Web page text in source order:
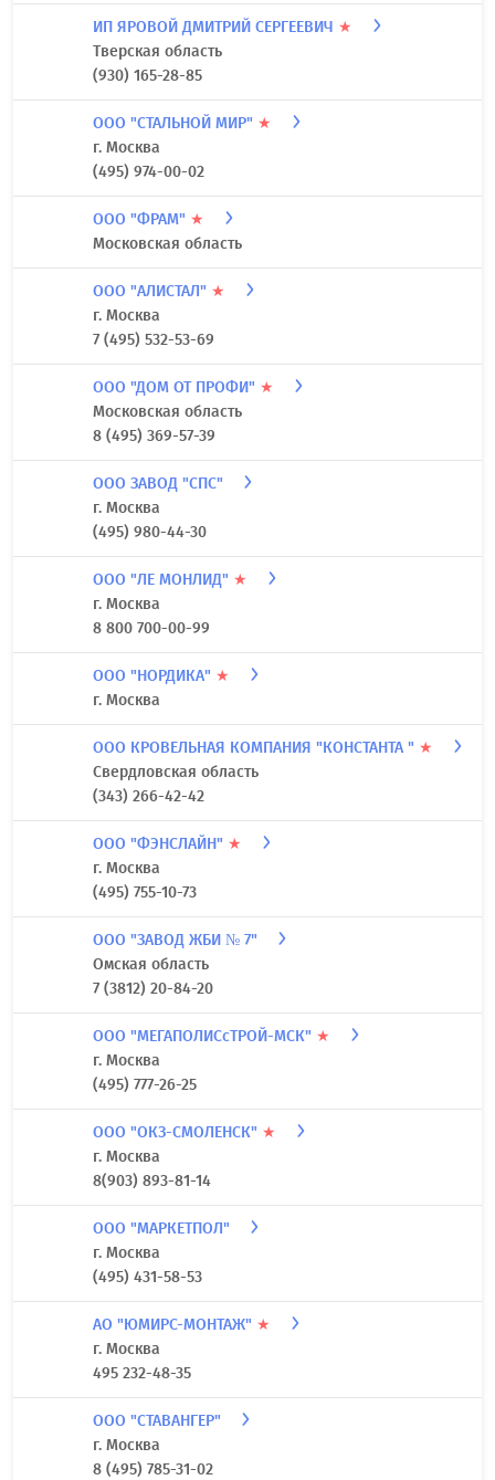
ИП ЯРОВОЙ ДМИТРИЙ СЕРГЕЕВИЧ ★
Тверская область
(930) 165-28-85
ООО "СТАЛЬНОЙ МИР" ★
г. Москва
(495) 974-00-02
ООО "ФРАМ" ★
Московская область
ООО "АЛИСТАЛ" ★
г. Москва
7 (495) 532-53-69
ООО "ДОМ ОТ ПРОФИ" ★
Московская область
8 (495) 369-57-39
ООО ЗАВОД "СПС"
г. Москва
(495) 980-44-30
ООО "ЛЕ МОНЛИД" ★
г. Москва
8 800 700-00-99
ООО "НОРДИКА" ★
г. Москва
ООО КРОВЕЛЬНАЯ КОМПАНИЯ "КОНСТАНТА " ★
Свердловская область
(343) 266-42-42
ООО "ФЭНСЛАЙН" ★
г. Москва
(495) 755-10-73
ООО "ЗАВОД ЖБИ № 7"
Омская область
7 (3812) 20-84-20
ООО "МЕГАПОЛИСcТРОЙ-МСК" ★
г. Москва
(495) 777-26-25
ООО "ОКЗ-СМОЛЕНСК" ★
г. Москва
8(903) 893-81-14
ООО "МАРКЕТПОЛ"
г. Москва
(495) 431-58-53
АО "ЮМИРС-МОНТАЖ" ★
г. Москва
495 232-48-35
ООО "СТАВАНГЕР"
г. Москва
8 (495) 785-31-02